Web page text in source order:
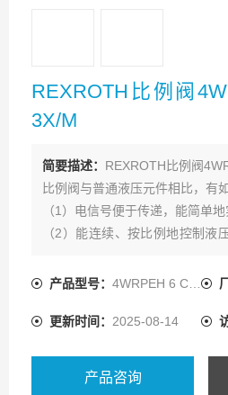
REXROTH比例阀
3X/M
简要描述： REXROTH比例阀
比例阀与普通液压元件相比，有
（1）电信号便于传递，能简单地
（2）能连续、按比例地控制液
变换时的冲击。
产品型号： 4WRPEH 6 C4B40L-3X/M/24A1
更新时间： 2025-08-14
产品咨询